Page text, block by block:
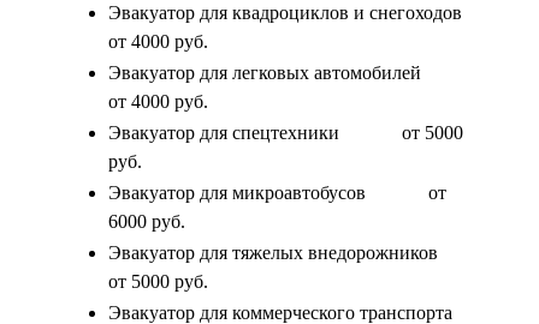
Эвакуатор для квадроциклов и снегоходов
от 4000 руб.
Эвакуатор для легковых автомобилей
от 4000 руб.
Эвакуатор для спецтехники
от 5000
руб.
Эвакуатор для микроавтобусов
от
6000 руб.
Эвакуатор для тяжелых внедорожников
от 5000 руб.
Эвакуатор для коммерческого транспорта